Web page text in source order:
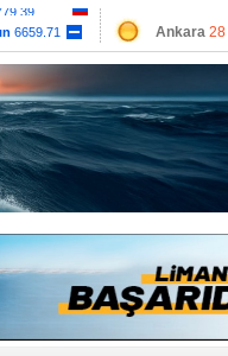
6659.71
55.1258
Ankara 28
Antalya35
Muğla 29
Çanakkale
2 yeni gemi katıldı